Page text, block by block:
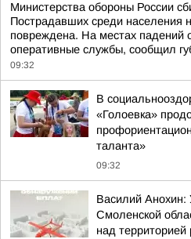
Министерства обороны России
Пострадавших среди населения
повреждена. На местах падений
оперативные службы, сообщил
09:32
В
«Голоевка»
таланта»
09:32
Василий
Смоленской
над территорией